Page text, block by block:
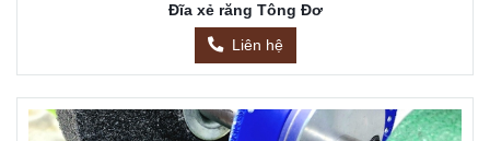
Đĩa xẻ răng Tông Đơ
Liên hệ